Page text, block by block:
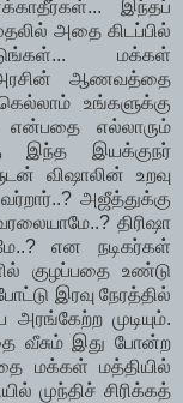
இந்தப்
அதை கிடப்பில்
மக்கள்
அரசின் ஆணவத்தை
உங்களுக்கு
என்பதை எல்லாரும்
இந்த இயக்குநர்
விஷாலின் உறவு
அஜீத்துக்கு
திரிஷா
என நடிகர்கள்
குழப்பதை உண்டு
இரவு நேரத்தில்
முடியும்.
வீசும் இது போன்ற
மக்கள் மத்தியில்
முந்திச் சிரிக்கத்